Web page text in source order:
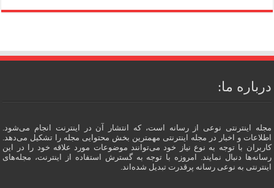
درباره ما:
مجله اینترنتی نوعی از رسانه است، که انتشار آن در اینترنت انجام می‌شود.
اطلاعات و اخبار در مجله اینترنتی مهمترین بخش محتوایی مجله را تشکیل می‌دهد.
کاربران با توجه به نوع نیاز خود می‌توانند موضوعات مورد علاقه خود را در این
رسانه‌ها دنبال نمایند. امروزه با توجه به گسترش استفاده از اینترنت، مجله‌های
اینترنتی به نوعی رسانه پرقدرت تبدیل شده‌اند.